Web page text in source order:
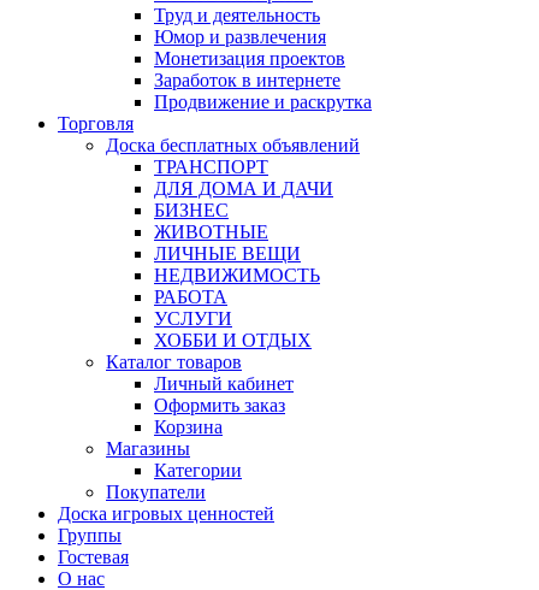
Труд и деятельность
Юмор и развлечения
Монетизация проектов
Заработок в интернете
Продвижение и раскрутка
Торговля
Доска бесплатных объявлений
ТРАНСПОРТ
ДЛЯ ДОМА И ДАЧИ
БИЗНЕС
ЖИВОТНЫЕ
ЛИЧНЫЕ ВЕЩИ
НЕДВИЖИМОСТЬ
РАБОТА
УСЛУГИ
ХОББИ И ОТДЫХ
Каталог товаров
Личный кабинет
Оформить заказ
Корзина
Магазины
Категории
Покупатели
Доска игровых ценностей
Группы
Гостевая
О нас